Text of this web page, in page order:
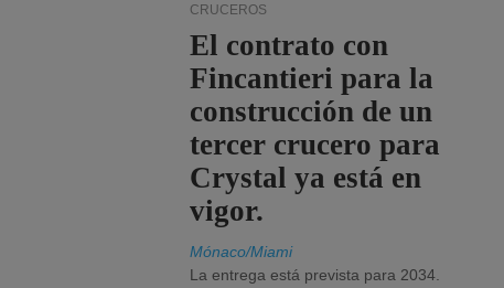
CRUCEROS
El contrato con
Fincantieri para la
construcción de un
tercer crucero para
Crystal ya está en
vigor.
Mónaco/Miami
La entrega está prevista para 2034.